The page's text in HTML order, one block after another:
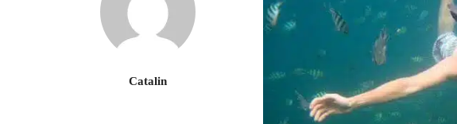
Catalin